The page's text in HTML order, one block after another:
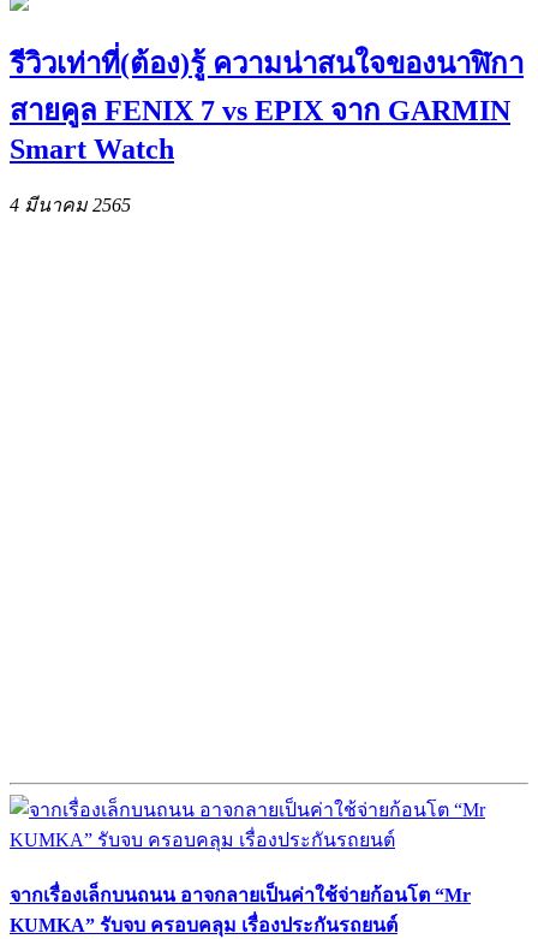
รีวิวเท่าที่(ต้อง)รู้ ความน่าสนใจของนาฬิกา
สายคูล FENIX 7 vs EPIX จาก GARMIN
Smart Watch
4 มีนาคม 2565
จากเรื่องเล็กบนถนน อาจกลายเป็นค่าใช้จ่ายก้อนโต “Mr
KUMKA” รับจบ ครอบคลุม เรื่องประกันรถยนต์